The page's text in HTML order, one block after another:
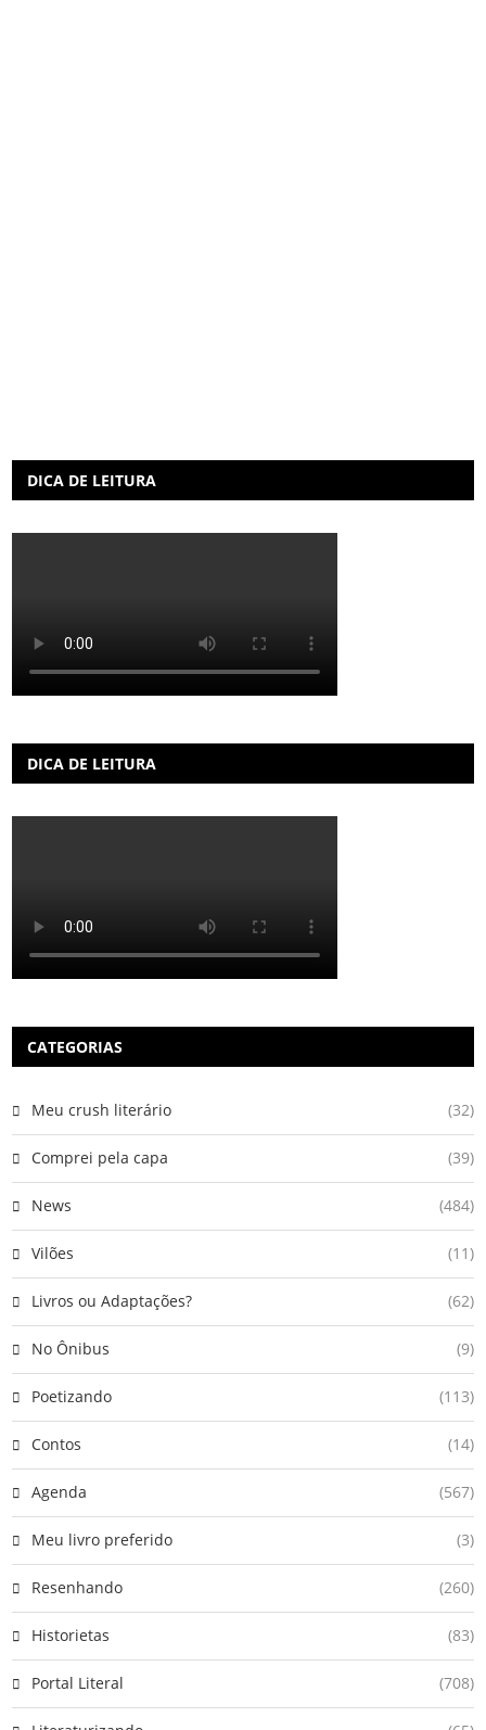
DICA DE LEITURA
DICA DE LEITURA
CATEGORIAS
Meu crush literário (32)
Comprei pela capa (39)
News (484)
Vilões (11)
Livros ou Adaptações? (62)
No Ônibus (9)
Poetizando (113)
Contos (14)
Agenda (567)
Meu livro preferido (3)
Resenhando (260)
Historietas (83)
Portal Literal (708)